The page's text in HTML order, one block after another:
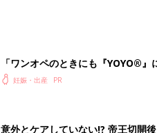
「ワンオペのときにも『YOYO®
会に登場。「YOYO®」を愛用し続
妊娠・出産
意外とケアしていない!? 帝王切開